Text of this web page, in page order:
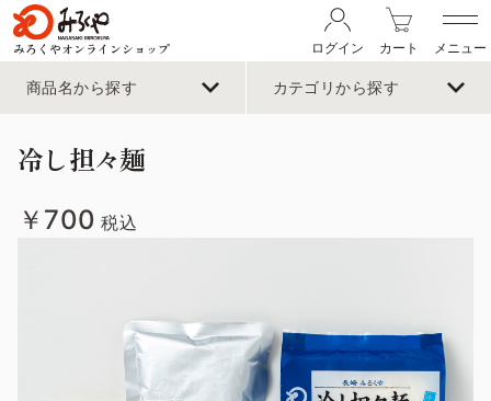
みろくやオンラインショップ ログイン カート メニュー
商品名から探す カテゴリから探す
冷し担々麺
￥700 税込